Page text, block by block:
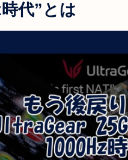
代”とは